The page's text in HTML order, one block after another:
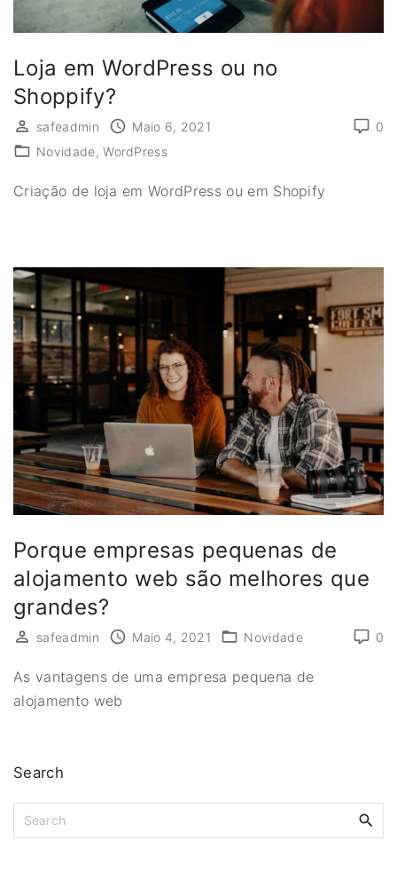
Loja em WordPress ou no
Shoppify?
0
safeadmin
Maio 6, 2021
Novidade WordPress
Criação de loja em WordPress ou em Shopify
Porque empresas pequenas de
alojamento web são melhores que
grandes?
0
safeadmin Maio 4, 2021 Novidade
As vantagens de uma empresa pequena de
alojamento web
Search